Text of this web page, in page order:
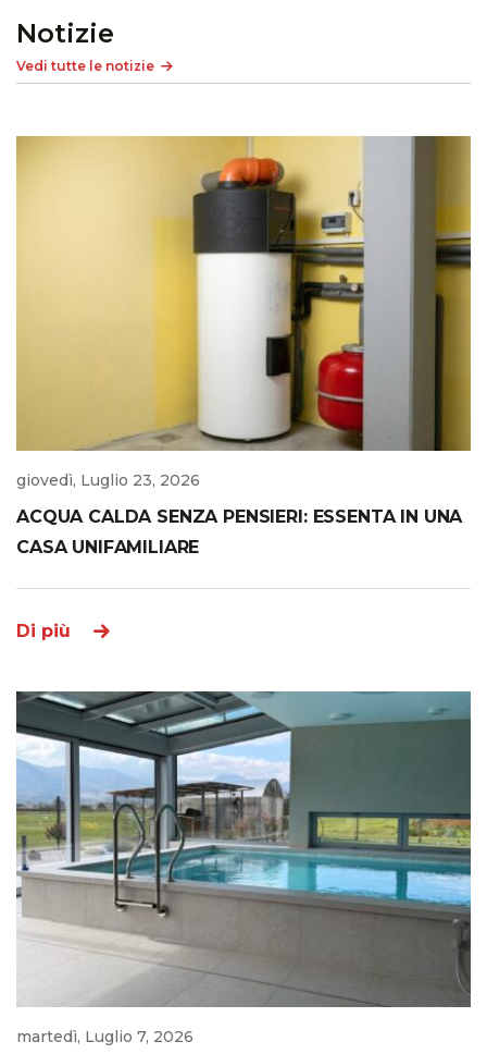
Notizie
Vedi tutte le notizie
giovedì, Luglio 23, 2026
ACQUA CALDA SENZA PENSIERI: ESSENTA IN UNA
CASA UNIFAMILIARE
Di più
martedì, Luglio 7, 2026